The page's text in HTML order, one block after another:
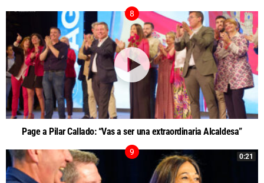
Page a Pilar Callado: “Vas a ser una extraordinaria Alcaldesa”
0:21